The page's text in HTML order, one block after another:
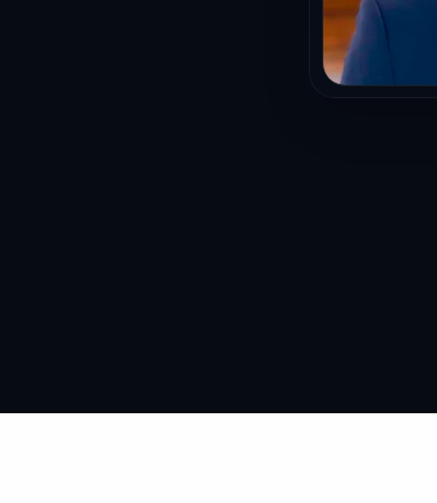
para compartir